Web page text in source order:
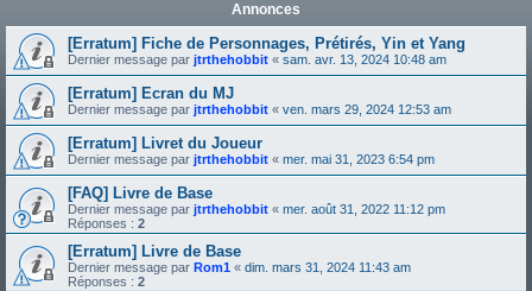
Annonces
[Erratum] Fiche de Personnages, Prétirés, Yin et Yang
Dernier message par jtrthehobbit « sam. avr. 13, 2024 10:48 am
[Erratum] Ecran du MJ
Dernier message par jtrthehobbit « ven. mars 29, 2024 12:53 am
[Erratum] Livret du Joueur
Dernier message par jtrthehobbit « mer. mai 31, 2023 6:54 pm
[FAQ] Livre de Base
Dernier message par jtrthehobbit « mer. août 31, 2022 11:12 pm
Réponses : 2
[Erratum] Livre de Base
Dernier message par Rom1 « dim. mars 31, 2024 11:43 am
Réponses : 2